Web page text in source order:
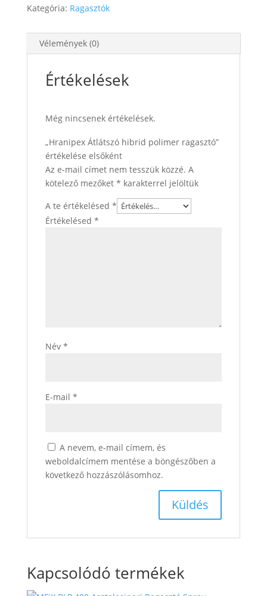
Kategória: Ragasztók
Vélemények (0)
Értékelések
Még nincsenek értékelések.
„Hranipex Átlátszó hibrid polimer ragasztó”
értékelése elsőként
Az e-mail címet nem tesszük közzé. A
kötelező mezőket * karakterrel jelöltük
A te értékelésed *
Értékelésed *
Név *
E-mail *
A nevem, e-mail címem, és
weboldalcímem mentése a böngészőben a
következő hozzászólásomhoz.
Kapcsolódó termékek